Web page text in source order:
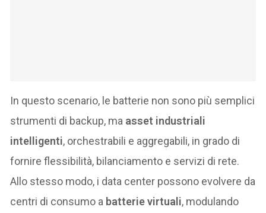
In questo scenario, le batterie non sono più semplici
strumenti di backup, ma asset industriali
intelligenti, orchestrabili e aggregabili, in grado di
fornire flessibilità, bilanciamento e servizi di rete.
Allo stesso modo, i data center possono evolvere da
centri di consumo a batterie virtuali, modulando